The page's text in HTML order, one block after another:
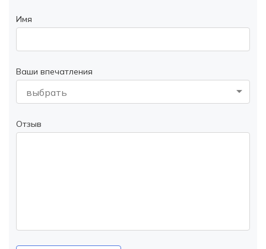
Имя
Ваши впечатления
выбрать
Отзыв